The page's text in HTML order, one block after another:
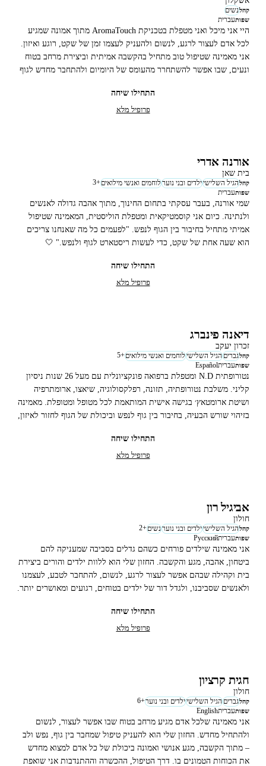
קהלנשים
שפותעברית
היי אני מיכל ואני מטפלת בטכניקת AromaTouch מתוך אמונה שמגיע
לכל אדם לעצור לרגע, לנשום ולהעניק לעצמו זמן של שקט, רוגע ואיזון.
אני מאמינה שטיפול טוב מתחיל בהקשבה אמיתית וביצירת מרחב בטוח
ונעים, שבו אפשר להשתחרר מהעומס של היומיום ולהתחבר מחדש לגוף
התחילו שיחה
פרופיל מלא
אורנה אדרי
בית שאן
קהלהגיל השלישיילדים ובני נוערלוחמים ואנשי מילואים+
3
שפותעברית
שמי אורנה, בעבר עסקתי בתחום החינוך, מתוך אהבה גדולה לאנשים
ולנתינה. כיום אני קוסמטיקאית ומטפלת הוליסטית, המאמינה שטיפול
אמיתי מתחיל בחיבור בין הגוף לנפש. "לפעמים כל מה שאנחנו צריכים
הוא שעה אחת של שקט, כדי לעשות ריסטארט לגוף ולנפש." 🤍
התחילו שיחה
פרופיל מלא
דיאנה פינברג
זכרון יעקב
קהלגבריםהגיל השלישילוחמים ואנשי מילואים+
5
שפותעבריתEspañol
נטורופתית N.D ומטפלת ברפואה פונקציונלית עם מעל 26 שנות ניסיון
קליני. משלבת נטורופתיה, תזונה, רפלקסולוגיה, שיאצו, ארומתרפיה
ושיטת ארומטאץ׳ בגישה אישית המותאמת לכל מטופל ומטופלת. מאמינה
בזיהוי שורש הבעיה, בחיבור בין גוף לנפש וביכולת של הגוף לחזור לאיזון,
התחילו שיחה
פרופיל מלא
אביגיל רון
חולון
קהלהגיל השלישיילדים ובני נוערנשים+
2
שפותעבריתРусский
אני מאמינה שילדים פורחים כשהם גדלים בסביבה שמעניקה להם
ביטחון, אהבה, מגע והקשבה. החזון שלי הוא ללוות ילדים והורים ביצירת
בית וקהילה שבהם אפשר לעצור לרגע, לנשום, להתחבר לטבע, לעצמנו
ולאנשים שסביבנו, ולגדל דור של ילדים בטוחים, רגועים ומאושרים יותר.
התחילו שיחה
פרופיל מלא
חגית קרציון
חולון
קהלגבריםהגיל השלישיילדים ובני נוער+
6
שפותעבריתEnglish
אני מאמינה שלכל אדם מגיע מרחב בטוח שבו אפשר לעצור, לנשום
ולהתחיל מחדש. החזון שלי הוא להעניק טיפול שמחבר בין גוף, נפש ולב
– מתוך הקשבה, מגע אנושי ואמונה ביכולת של כל אדם למצוא מחדש
את הכוחות הטמונים בו. דרך הטיפול, ההכשרה וההתנדבות אני שואפת